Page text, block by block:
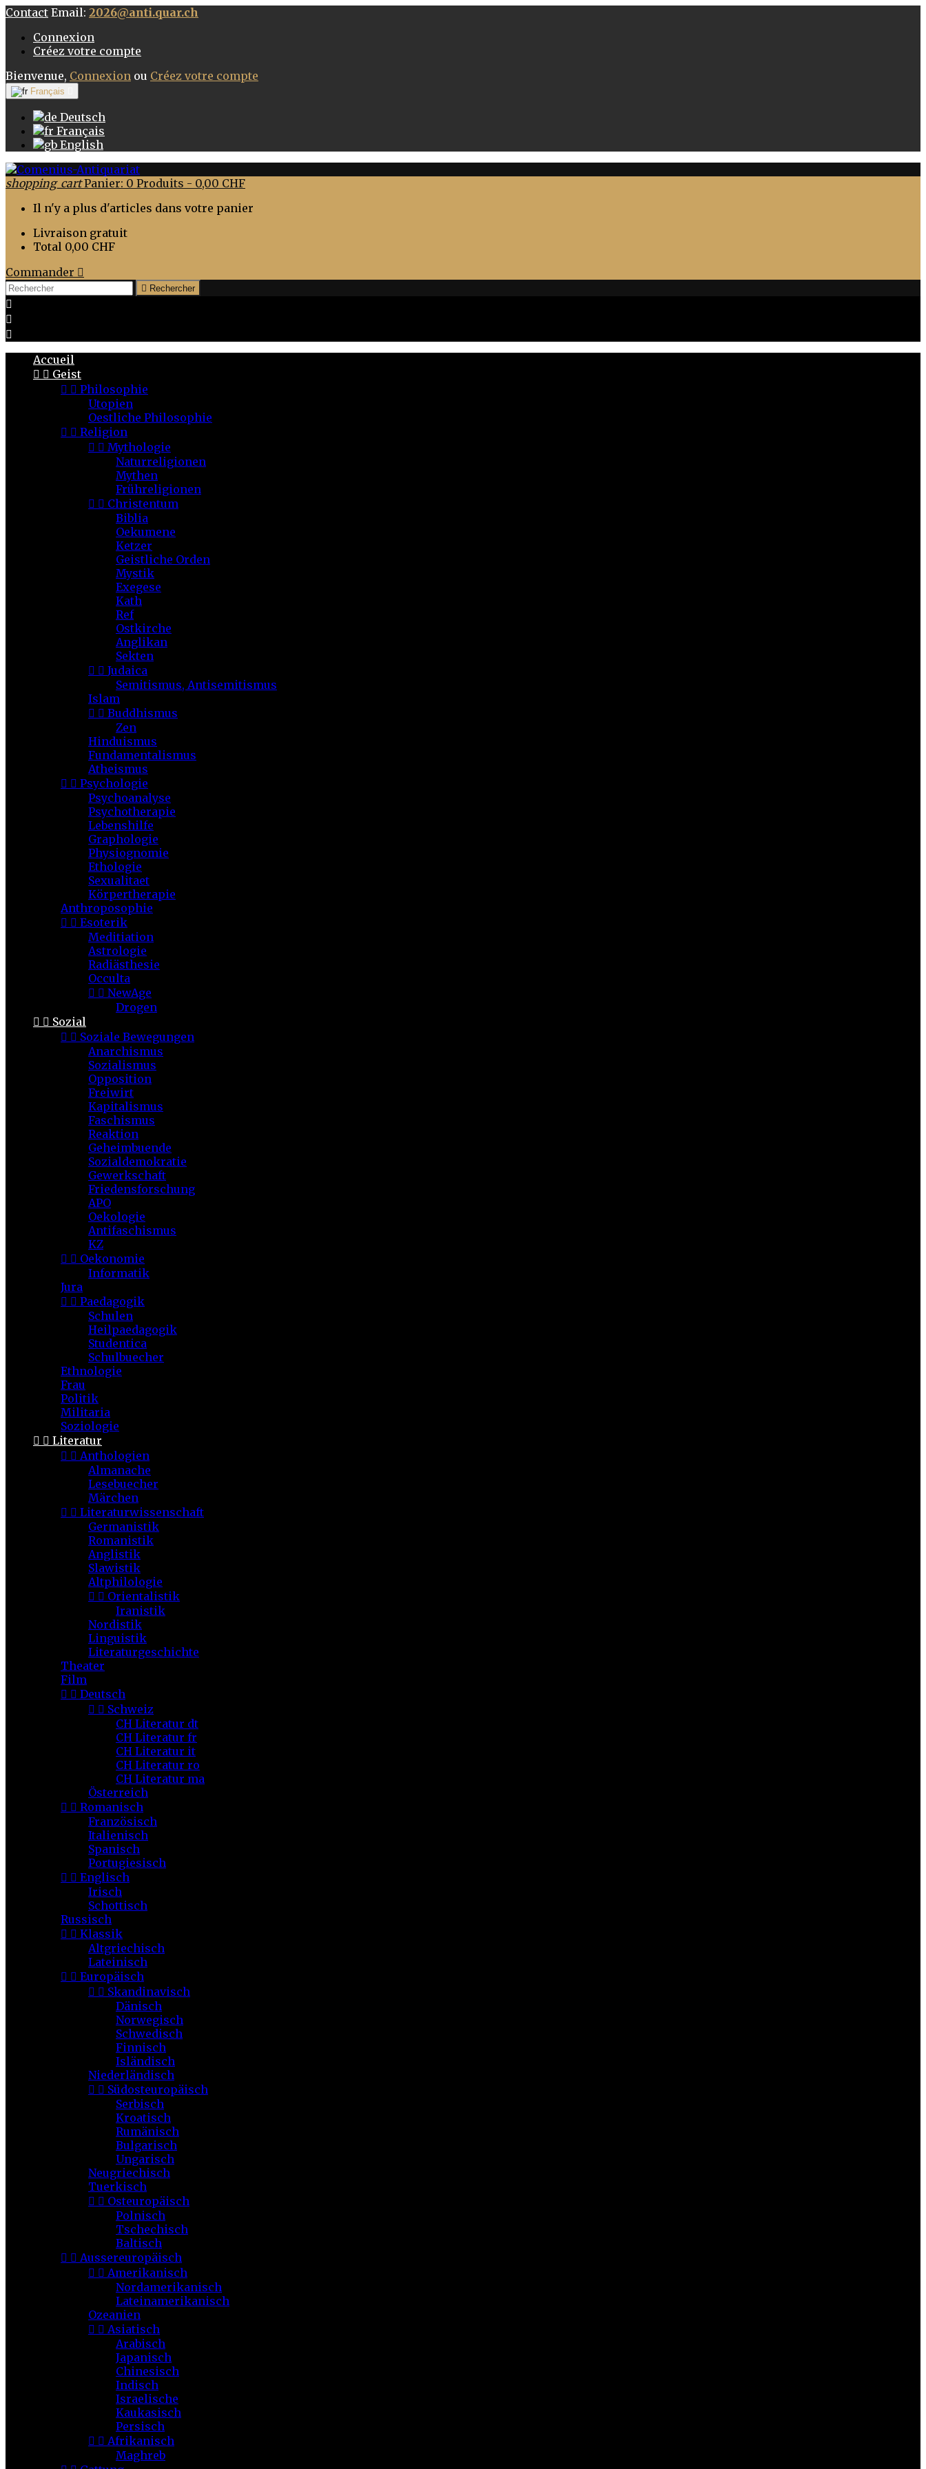
Contact Email: 2026@anti.quar.ch
Connexion
Créez votre compte
Bienvenue, Connexion ou Créez votre compte
Français
Deutsch
Français
English
shopping_cart Panier: 0 Produits - 0,00 CHF
Il n'y a plus d'articles dans votre panier
Livraison gratuit
Total 0,00 CHF
Commander 
 Rechercher



Accueil
  Geist
  Philosophie
Utopien
Oestliche Philosophie
  Religion
  Mythologie
Naturreligionen
Mythen
Frühreligionen
  Christentum
Biblia
Oekumene
Ketzer
Geistliche Orden
Mystik
Exegese
Kath
Ref
Ostkirche
Anglikan
Sekten
  Judaica
Semitismus, Antisemitismus
Islam
  Buddhismus
Zen
Hinduismus
Fundamentalismus
Atheismus
  Psychologie
Psychoanalyse
Psychotherapie
Lebenshilfe
Graphologie
Physiognomie
Ethologie
Sexualitaet
Körpertherapie
Anthroposophie
  Esoterik
Meditiation
Astrologie
Radiästhesie
Occulta
  NewAge
Drogen
  Sozial
  Soziale Bewegungen
Anarchismus
Sozialismus
Opposition
Freiwirt
Kapitalismus
Faschismus
Reaktion
Geheimbuende
Sozialdemokratie
Gewerkschaft
Friedensforschung
APO
Oekologie
Antifaschismus
KZ
  Oekonomie
Informatik
Jura
  Paedagogik
Schulen
Heilpaedagogik
Studentica
Schulbuecher
Ethnologie
Frau
Politik
Militaria
Soziologie
  Literatur
  Anthologien
Almanache
Lesebuecher
Märchen
  Literaturwissenschaft
Germanistik
Romanistik
Anglistik
Slawistik
Altphilologie
  Orientalistik
Iranistik
Nordistik
Linguistik
Literaturgeschichte
Theater
Film
  Deutsch
  Schweiz
CH Literatur dt
CH Literatur fr
CH Literatur it
CH Literatur ro
CH Literatur ma
Österreich
  Romanisch
Französisch
Italienisch
Spanisch
Portugiesisch
  Englisch
Irisch
Schottisch
Russisch
  Klassik
Altgriechisch
Lateinisch
  Europäisch
  Skandinavisch
Dänisch
Norwegisch
Schwedisch
Finnisch
Isländisch
Niederländisch
  Südosteuropäisch
Serbisch
Kroatisch
Rumänisch
Bulgarisch
Ungarisch
Neugriechisch
Tuerkisch
  Osteuropäisch
Polnisch
Tschechisch
Baltisch
  Aussereuropäisch
  Amerikanisch
Nordamerikanisch
Lateinamerikanisch
Ozeanien
  Asiatisch
Arabisch
Japanisch
Chinesisch
Indisch
Israelische
Kaukasisch
Persisch
  Afrikanisch
Maghreb